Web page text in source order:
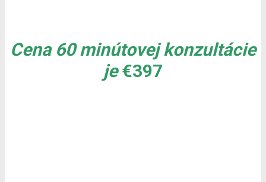
Cena 60 minútovej konzultácie
je €397